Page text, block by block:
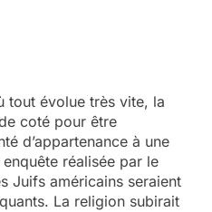
tout évolue très vite, la
coté pour être
d’appartenance à une
réalisée par le
Juifs américains seraient
La religion subirait